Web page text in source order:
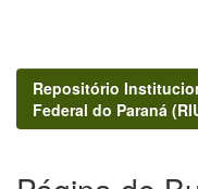
Repositório
Federal do Paraná